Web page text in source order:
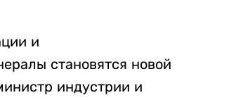
и
становятся новой
индустрии и